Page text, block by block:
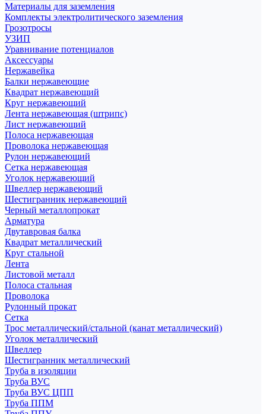
Материалы для заземления
Комплекты электролитического заземления
Грозотросы
УЗИП
Уравнивание потенциалов
Аксессуары
Нержавейка
Балки нержавеющие
Квадрат нержавеющий
Круг нержавеющий
Лента нержавеющая (штрипс)
Лист нержавеющий
Полоса нержавеющая
Проволока нержавеющая
Рулон нержавеющий
Сетка нержавеющая
Уголок нержавеющий
Швеллер нержавеющий
Шестигранник нержавеющий
Черный металлопрокат
Арматура
Двутавровая балка
Квадрат металлический
Круг стальной
Лента
Листовой металл
Полоса стальная
Проволока
Рулонный прокат
Сетка
Трос металлический/стальной (канат металлический)
Уголок металлический
Швеллер
Шестигранник металлический
Труба в изоляции
Труба ВУС
Труба ВУС ЦПП
Труба ППМ